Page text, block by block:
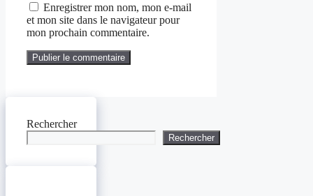
Enregistrer mon nom, mon e-mail
et mon site dans le navigateur pour
mon prochain commentaire.
Rechercher
Rechercher